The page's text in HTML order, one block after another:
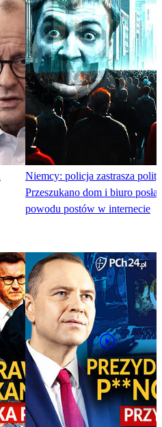
Niemcy: policja zastrasza
Przeszukano dom i biuro
powodu postów w internecie